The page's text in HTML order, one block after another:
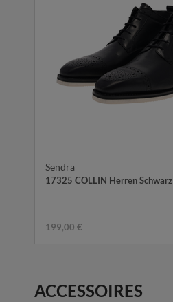
Sendra
17325 COLLIN Herren Schwarz
199,00 €
ACCESSOIRES